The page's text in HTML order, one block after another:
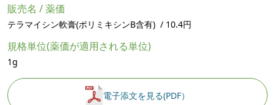
販売名 / 薬価
テラマイシン軟膏(ポリミキシンB含有) / 10.4円
規格単位(薬価が適用される単位)
1g
電子添文を見る(PDF）